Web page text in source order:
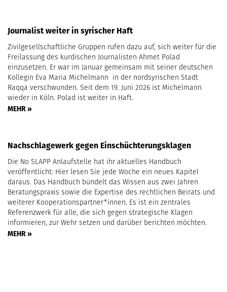
Journalist weiter in syrischer Haft
Zivilgesellschaftliche Gruppen rufen dazu auf, sich weiter für die
Freilassung des kurdischen Journalisten Ahmet Polad
einzusetzen. Er war im Januar gemeinsam mit seiner deutschen
Kollegin Eva Maria Michelmann in der nordsyrischen Stadt
Raqqa verschwunden. Seit dem 19. Juni 2026 ist Michelmann
wieder in Köln. Polad ist weiter in Haft.
MEHR »
Nachschlagewerk gegen Einschüchterungsklagen
Die No SLAPP Anlaufstelle hat ihr aktuelles Handbuch
veröffentlicht: Hier lesen Sie jede Woche ein neues Kapitel
daraus. Das Handbuch bündelt das Wissen aus zwei Jahren
Beratungspraxis sowie die Expertise des rechtlichen Beirats und
weiterer Kooperationspartner*innen. Es ist ein zentrales
Referenzwerk für alle, die sich gegen strategische Klagen
informieren, zur Wehr setzen und darüber berichten möchten.
MEHR »